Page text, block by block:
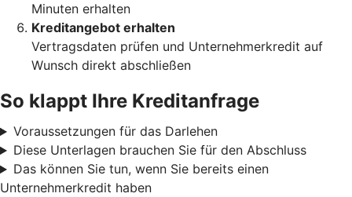
Minuten erhalten
Kreditangebot erhalten
Vertragsdaten prüfen und Unternehmerkredit auf
Wunsch direkt abschließen
So klappt Ihre Kreditanfrage
Voraussetzungen für das Darlehen
Diese Unterlagen brauchen Sie für den Abschluss
Das können Sie tun, wenn Sie bereits einen
Unternehmerkredit haben